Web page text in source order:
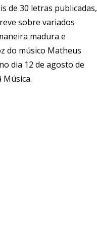
de 30 letras publicadas,
sobre variados
madura e
do músico Matheus
dia 12 de agosto de